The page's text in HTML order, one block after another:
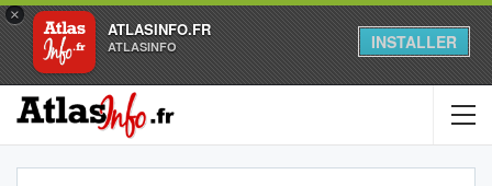
×
ATLASINFO.FR
ATLASINFO INSTALLER